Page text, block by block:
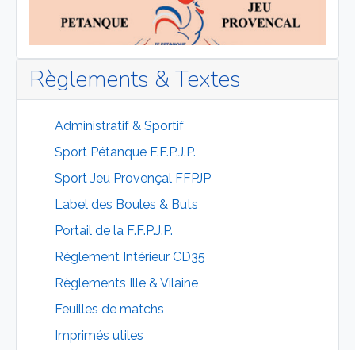
Règlements & Textes
Administratif & Sportif
Sport Pétanque F.F.P.J.P.
Sport Jeu Provençal FFPJP
Label des Boules & Buts
Portail de la F.F.P.J.P.
Réglement Intérieur CD35
Règlements Ille & Vilaine
Feuilles de matchs
Imprimés utiles